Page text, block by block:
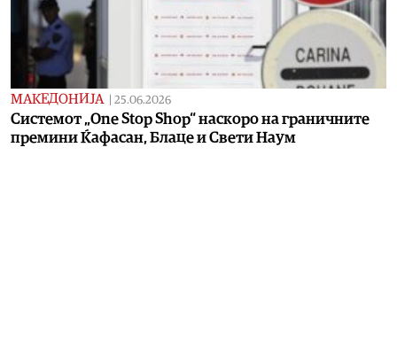
МАКЕДОНИЈА 25.06.2026
Системот „One Stop Shop“ наскоро на граничните
премини Ќафасан, Блаце и Свети Наум